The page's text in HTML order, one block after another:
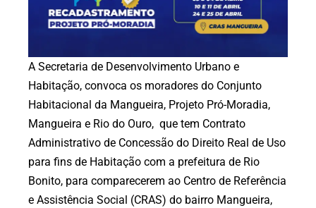
A Secretaria de Desenvolvimento Urbano e
Habitação, convoca os moradores do Conjunto
Habitacional da Mangueira, Projeto Pró-Moradia,
Mangueira e Rio do Ouro, que tem Contrato
Administrativo de Concessão do Direito Real de Uso
para fins de Habitação com a prefeitura de Rio
Bonito, para comparecerem ao Centro de Referência
e Assistência Social (CRAS) do bairro Mangueira,